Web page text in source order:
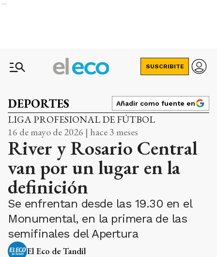
Ads
SUSCRIBITE
DEPORTES Añadir como fuente en
LIGA PROFESIONAL DE FÚTBOL
16 de mayo de 2026 | hace 3 meses
River y Rosario Central
van por un lugar en la
definición
Se enfrentan desde las 19.30 en el
Monumental, en la primera de las
semifinales del Apertura
El Eco de Tandil